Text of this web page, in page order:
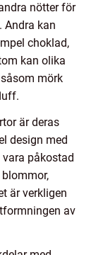
nötter för
Andra kan
choklad,
kan olika
mörk
är deras
design med
påkostad
är verkligen
av